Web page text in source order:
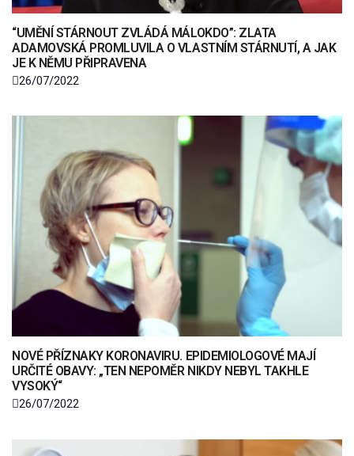
“UMĚNÍ STÁRNOUT ZVLÁDÁ MÁLOKDO”: ZLATA
ADAMOVSKÁ PROMLUVILA O VLASTNÍM STÁRNUTÍ, A JAK
JE K NĚMU PŘIPRAVENA
26/07/2022
NOVÉ PŘÍZNAKY KORONAVIRU. EPIDEMIOLOGOVÉ MAJÍ
URČITÉ OBAVY: „TEN NEPOMĚR NIKDY NEBYL TAKHLE
VYSOKÝ“
26/07/2022